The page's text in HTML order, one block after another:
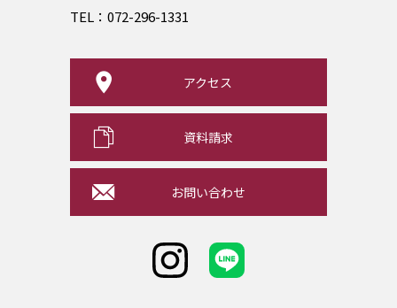
TEL： 072-296-1331
アクセス
資料請求
お問い合わせ